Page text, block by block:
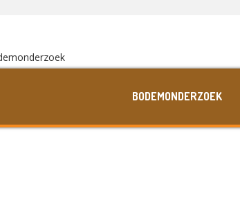
BODEMONDERZOEK